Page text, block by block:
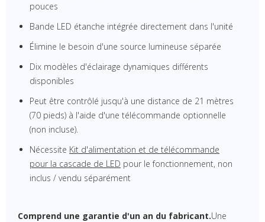
pouces
Bande LED étanche intégrée directement dans l'unité
Élimine le besoin d'une source lumineuse séparée
Dix modèles d'éclairage dynamiques différents
disponibles
Peut être contrôlé jusqu'à une distance de 21 mètres
(70 pieds) à l'aide d'une télécommande optionnelle
(non incluse).
Nécessite Kit d'alimentation et de télécommande
pour la cascade de LED pour le fonctionnement, non
inclus / vendu séparément
Comprend une garantie d'un an du fabricant.Une